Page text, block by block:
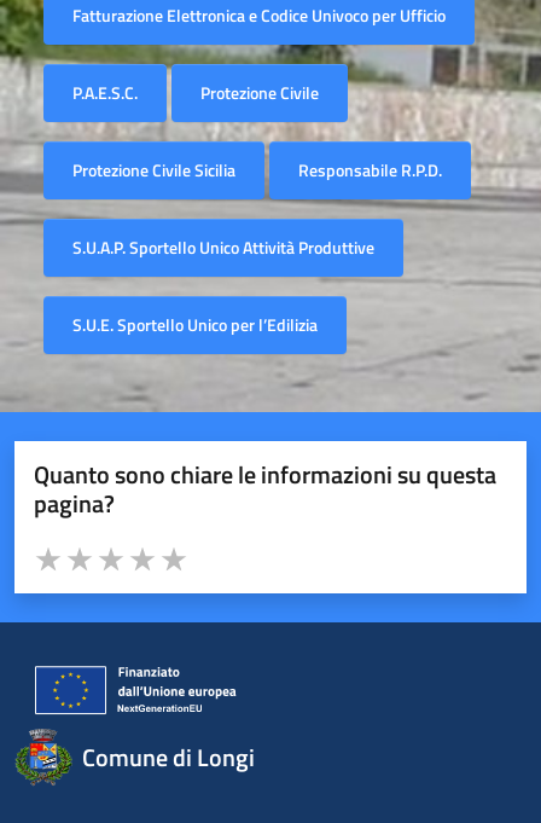
Fatturazione Elettronica e Codice Univoco per Ufficio
P.A.E.S.C. Protezione Civile
Protezione Civile Sicilia Responsabile R.P.D.
S.U.A.P. Sportello Unico Attività Produttive
S.U.E. Sportello Unico per l’Edilizia
Quanto sono chiare le informazioni su questa
pagina?
Valuta da 1 a 5 stelle la pagina
Valuta 5 stelle su 5
Valuta 4 stelle su 5
Valuta 3 stelle su 5
Valuta 2 stelle su 5
Valuta 1 stelle su 5
Comune di Longi